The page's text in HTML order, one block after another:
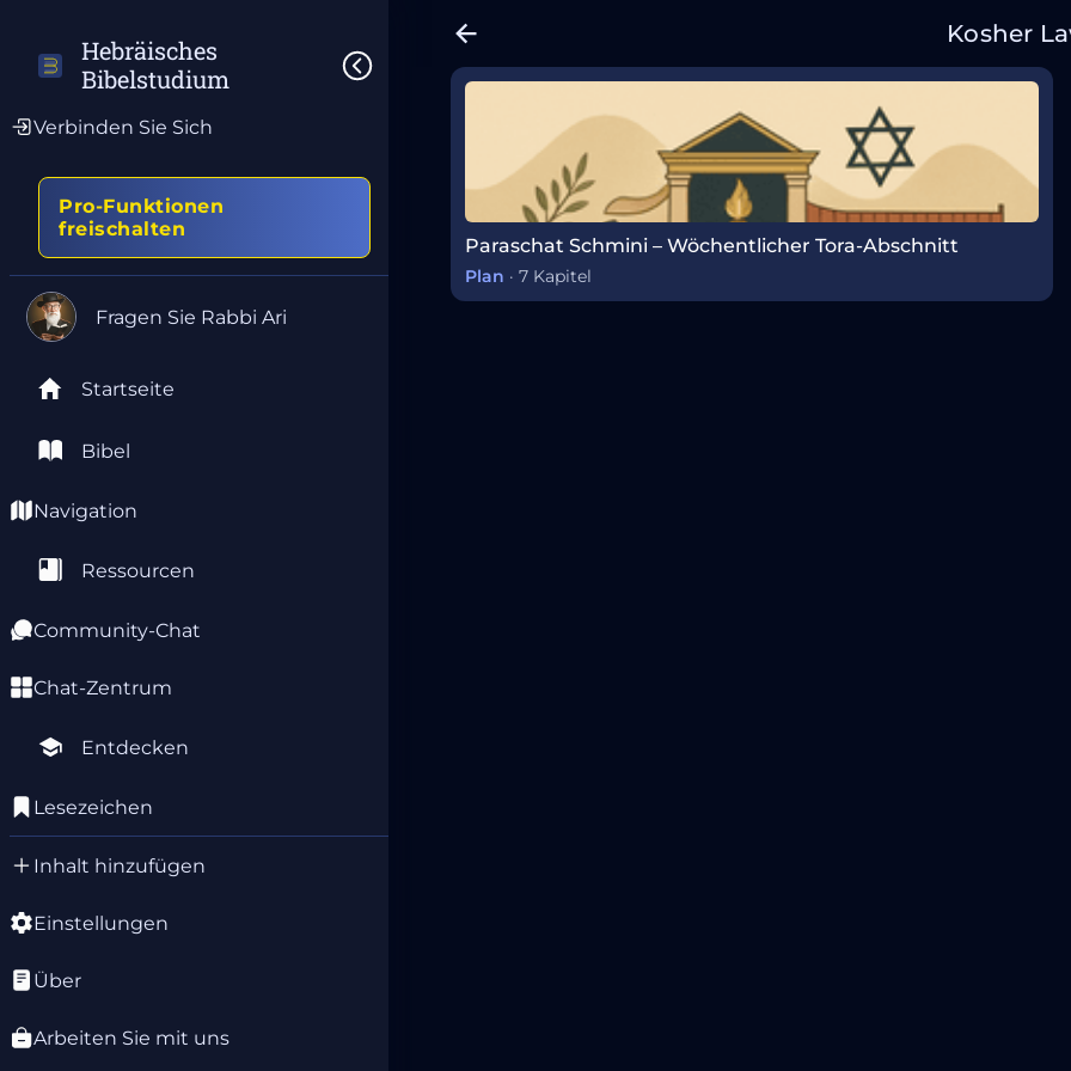
Hebräisches
Bibelstudium
Verbinden Sie Sich
Pro-Funktionen
freischalten
Fragen Sie Rabbi Ari
Startseite
Bibel
Navigation
Ressourcen
Community-Chat
Chat-Zentrum
Entdecken
Lesezeichen
Inhalt hinzufügen
Einstellungen
Über
Arbeiten Sie mit uns
Kosher
Paraschat Schmini – Wöchentlicher Tora-Abschnitt
Plan · 7 Kapitel